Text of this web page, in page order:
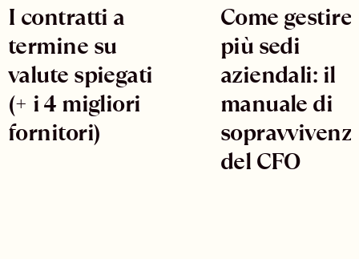
I contratti a
termine su
valute spiegati
(+ i 4 migliori
fornitori)
Come gestire
più sedi
aziendali: il
manuale di
del CFO